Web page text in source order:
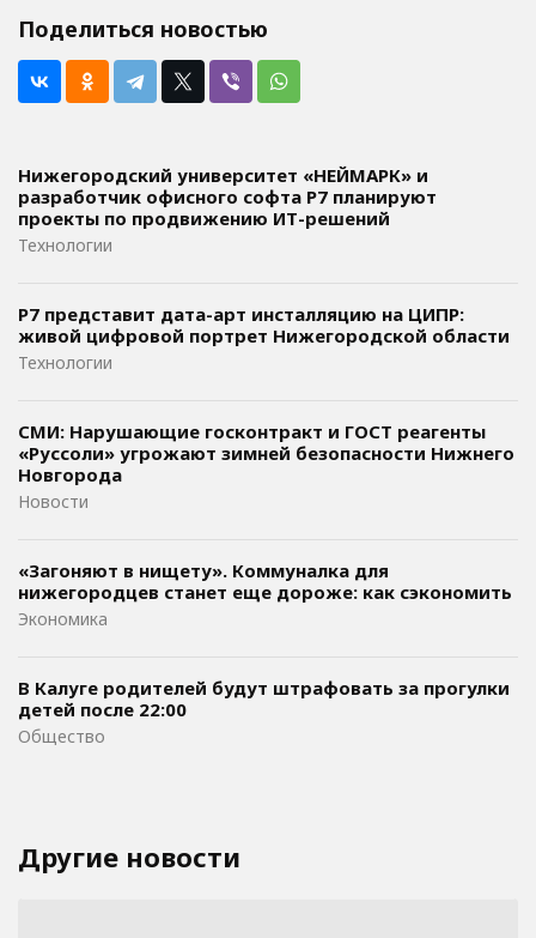
Поделиться новостью
Нижегородский университет «НЕЙМАРК» и
разработчик офисного софта P7 планируют
проекты по продвижению ИТ-решений
Технологии
Р7 представит дата-арт инсталляцию на ЦИПР:
живой цифровой портрет Нижегородской области
Технологии
СМИ: Нарушающие госконтракт и ГОСТ реагенты
«Руссоли» угрожают зимней безопасности Нижнего
Новгорода
Новости
«Загоняют в нищету». Коммуналка для
нижегородцев станет еще дороже: как сэкономить
Экономика
В Калуге родителей будут штрафовать за прогулки
детей после 22:00
Общество
Другие новости